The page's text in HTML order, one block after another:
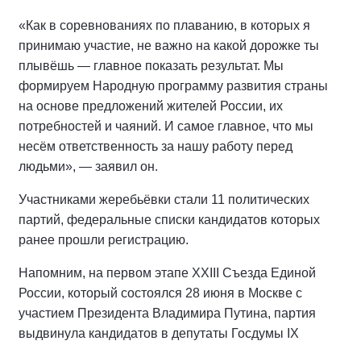
«Как в соревнованиях по плаванию, в которых я
принимаю участие, не важно на какой дорожке ты
плывёшь — главное показать результат. Мы
формируем Народную программу развития страны
на основе предложений жителей России, их
потребностей и чаяний. И самое главное, что мы
несём ответственность за нашу работу перед
людьми», — заявил он.
Участниками жеребьёвки стали 11 политических
партий, федеральные списки кандидатов которых
ранее прошли регистрацию.
Напомним, на первом этапе XXIII Съезда Единой
России, который состоялся 28 июня в Москве с
участием Президента Владимира Путина, партия
выдвинула кандидатов в депутаты Госдумы IX